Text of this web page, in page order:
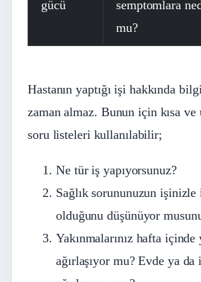
gücü
semptomlara
mu?
Hastanın yaptığı işi hakkında
zaman almaz. Bunun için kısa ve
soru listeleri kullanılabilir;
Ne tür iş yapıyorsunuz?
Sağlık sorununuzun
olduğunu düşünüyor
Yakınmalarınız hafta içinde
ağırlaşıyor mu? Evde ya da